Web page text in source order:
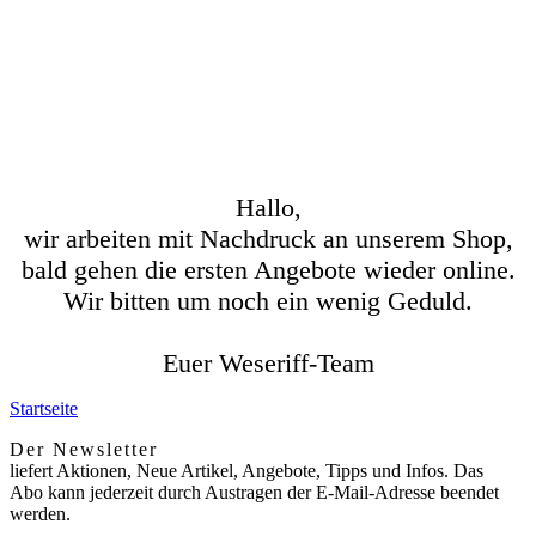
Hallo,
wir arbeiten mit Nachdruck an unserem Shop,
bald gehen die ersten Angebote wieder online.
Wir bitten um noch ein wenig Geduld.
Euer Weseriff-Team
Startseite
Der Newsletter
liefert Aktionen, Neue Artikel, Angebote, Tipps und Infos. Das
Abo kann jederzeit durch Austragen der E-Mail-Adresse beendet
werden.